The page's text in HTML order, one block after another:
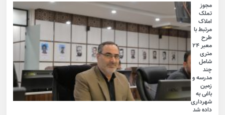
مجوز
تملک
املاک
مرتبط با
طرح
معبر ۲۴
متری
شامل
چند
مدرسه و
زمین
باغی به
شهرداری
داده شد